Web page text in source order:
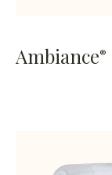
Ambiance®